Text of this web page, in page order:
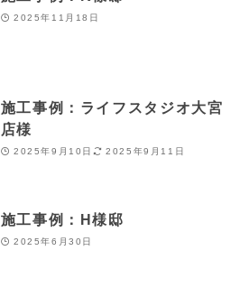
2025年11月18日
施工事例：ライフスタジオ大宮
店様
2025年9月10日 2025年9月11日
施工事例：H様邸
2025年6月30日